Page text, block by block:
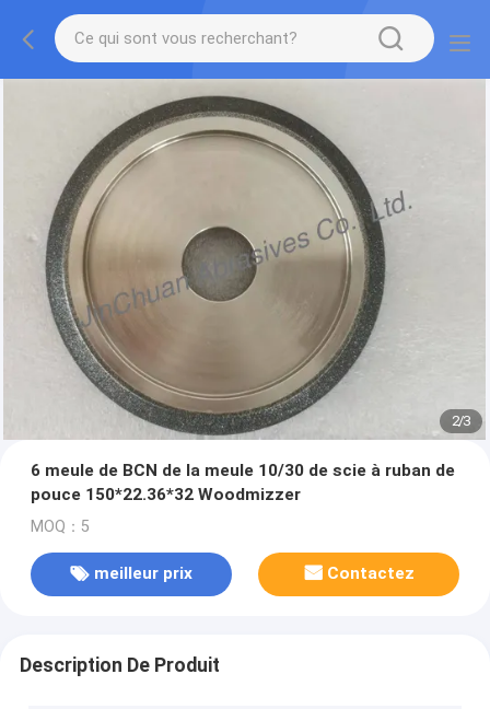
2/3
6 meule de BCN de la meule 10/30 de scie à ruban de
pouce 150*22.36*32 Woodmizzer
MOQ：5
meilleur prix Contactez
Description De Produit